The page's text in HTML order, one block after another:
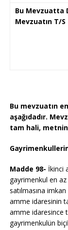
Bu Mevzuatta
Mevzuatın T/S
Bu mevzuatın
aşağıdadır.
tam hali,
Madde 98- İkinci
gayrimenkul en az
satılmasına
amme idaresinin
amme idaresince
gayrimenkulün